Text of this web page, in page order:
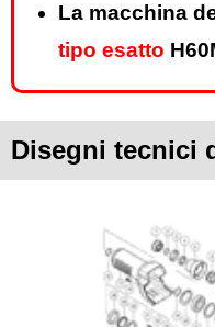
La macchina
tipo esatto
Disegni tecnici